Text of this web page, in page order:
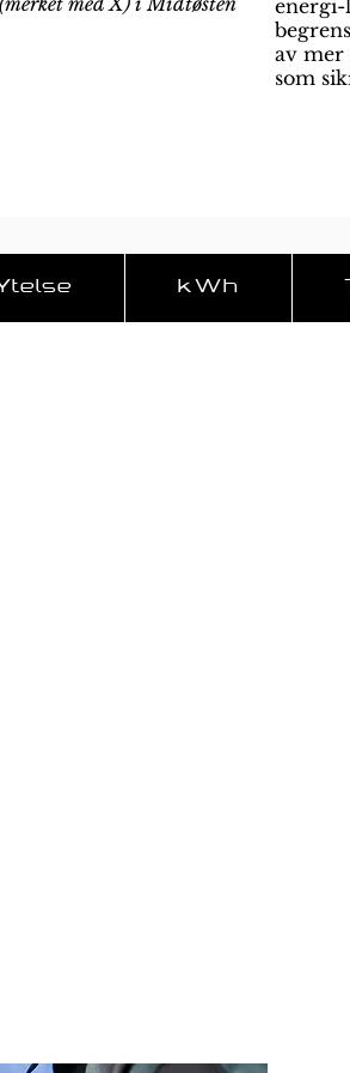
energi-
av mer
som
kWh